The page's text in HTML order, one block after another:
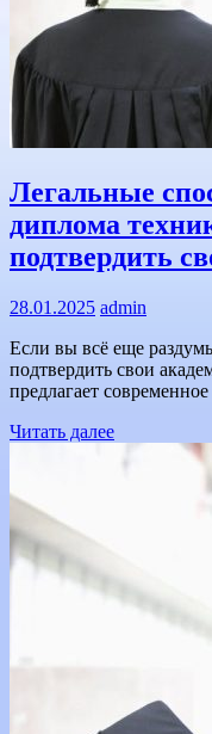
Легальные
диплома
подтвердить
28.01.2025 admin
Если вы всё еще
подтвердить свои
предлагает
Читать далее